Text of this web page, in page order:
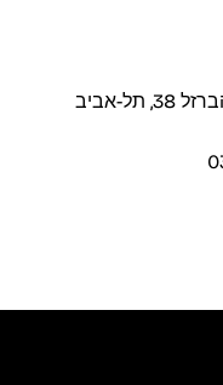
EDA Integrity Solutions Ltd, רח׳ הברזל 38, תל-אביב